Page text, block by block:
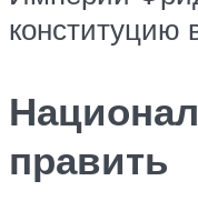
конституцию
править